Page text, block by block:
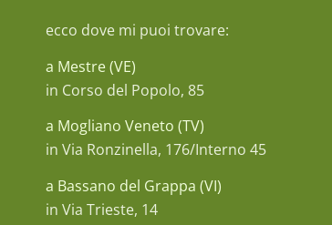
ecco dove mi puoi trovare:
a Mestre (VE)
in Corso del Popolo, 85
a Mogliano Veneto (TV)
in Via Ronzinella, 176/Interno 45
a Bassano del Grappa (VI)
in Via Trieste, 14